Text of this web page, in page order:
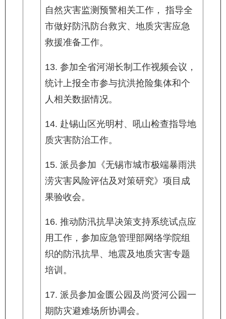
自然灾害监测预警相关工作， 指导全
市做好防汛防台救灾、地质灾害应急
救援准备工作。
13. 参加全省河湖长制工作视频会议，
统计上报全市参与抗洪抢险集体和个
人相关数据情况。
14. 赴锡山区光明村、吼山检查指导地
质灾害防治工作。
15. 派员参加《无锡市城市极端暴雨洪
涝灾害风险评估及对策研究》项目成
果验收会。
16. 推动防汛抗旱决策支持系统试点应
用工作，参加应急管理部网络学院组
织的防汛抗旱、地震及地质灾害专题
培训。
17. 派员参加金匮公园及尚贤河公园一
期防灾避难场所协调会。